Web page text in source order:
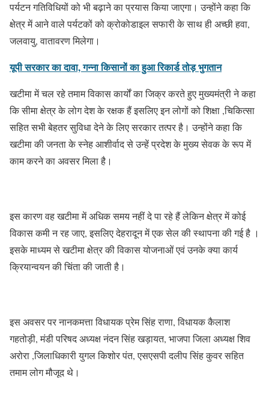
पर्यटन गतिविधियों को भी बढ़ाने का प्रयास किया जाएगा। उन्होंने कहा कि
क्षेत्र में आने वाले पर्यटकों को क्रोकोडाइल सफारी के साथ ही अच्छी हवा,
जलवायु, वातावरण मिलेगा।
यूपी सरकार का दावा, गन्ना किसानों का हुआ रिकार्ड तोड़ भुगतान
खटीमा में चल रहे तमाम विकास कार्यों का जिक्र करते हुए मुख्यमंत्री ने कहा
कि सीमा क्षेत्र के लोग देश के रक्षक हैं इसलिए इन लोगों को शिक्षा ,चिकित्सा
सहित सभी बेहतर सुविधा देने के लिए सरकार तत्पर है। उन्होंने कहा कि
खटीमा की जनता के स्नेह आशीर्वाद से उन्हें प्रदेश के मुख्य सेवक के रूप में
काम करने का अवसर मिला है।
इस कारण वह खटीमा में अधिक समय नहीं दे पा रहे हैं लेकिन क्षेत्र में कोई
विकास कमी न रह जाए, इसलिए देहरादून में एक सेल की स्थापना की गई है ।
इसके माध्यम से खटीमा क्षेत्र की विकास योजनाओं एवं उनके क्या कार्य
क्रियान्वयन की चिंता की जाती है।
इस अवसर पर नानकमत्ता विधायक प्रेम सिंह राणा, विधायक कैलाश
गहतोड़ी, मंडी परिषद अध्यक्ष नंदन सिंह खड़ायत, भाजपा जिला अध्यक्ष शिव
अरोरा ,जिलाधिकारी युगल किशोर पंत, एसएसपी दलीप सिंह कुवर सहित
तमाम लोग मौजूद थे।